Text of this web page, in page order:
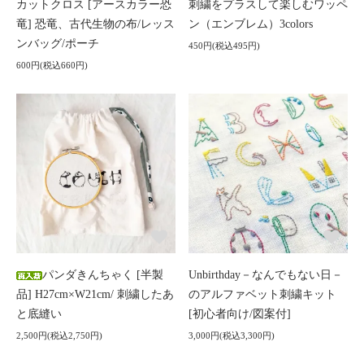
カットクロス [アースカラー恐
竜] 恐竜、古代生物の布/レッス
ンバッグ/ポーチ
600円(税込660円)
刺繍をプラスして楽しむワッペ
ン（エンブレム）3colors
450円(税込495円)
パンダきんちゃく [半製
品] H27cm×W21cm/ 刺繍したあ
と底縫い
2,500円(税込2,750円)
Unbirthday－なんでもない日－
のアルファベット刺繍キット
[初心者向け/図案付]
3,000円(税込3,300円)